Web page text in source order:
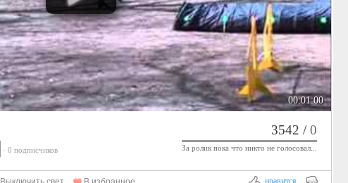
00:01:00
· 0 подписчиков
3542 /0
За ролик пока что никто не голосовал...
нравится